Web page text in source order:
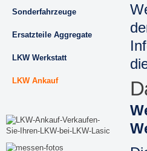
Sonderfahrzeuge
Ersatzteile Aggregate
LKW Werkstatt
LKW Ankauf